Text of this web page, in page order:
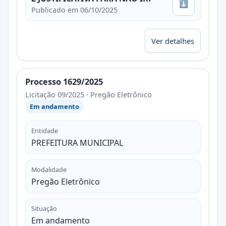
Publicado em 06/10/2025
⬇
Ver detalhes
Processo 1629/2025
Licitação 09/2025 · Pregão Eletrônico
Em andamento
Entidade
PREFEITURA MUNICIPAL
Modalidade
Pregão Eletrônico
Situação
Em andamento